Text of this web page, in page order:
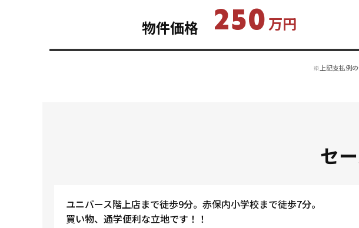
物件価格 250万円
※上記支払例
セ
ユニバース階上店まで徒歩9分。赤保内小学校まで徒歩7分。
買い物、通学便利な立地です！！